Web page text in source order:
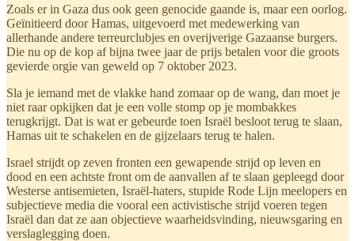
Zoals er in Gaza dus ook geen genocide gaande is, maar een oorlog.
Geïnitieerd door Hamas, uitgevoerd met medewerking van
allerhande andere terreurclubjes en overijverige Gazaanse burgers.
Die nu op de kop af bijna twee jaar de prijs betalen voor die groots
gevierde orgie van geweld op 7 oktober 2023.
Sla je iemand met de vlakke hand zomaar op de wang, dan moet je
niet raar opkijken dat je een volle stomp op je mombakkes
terugkrijgt. Dat is wat er gebeurde toen Israël besloot terug te slaan,
Hamas uit te schakelen en de gijzelaars terug te halen.
Israel strijdt op zeven fronten een gewapende strijd op leven en
dood en een achtste front om de aanvallen af te slaan gepleegd door
Westerse antisemieten, Israël-haters, stupide Rode Lijn meelopers en
subjectieve media die vooral een activistische strijd voeren tegen
Israël dan dat ze aan objectieve waarheidsvinding, nieuwsgaring en
verslaglegging doen.